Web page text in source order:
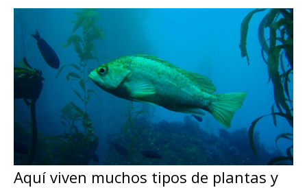
Aquí viven muchos tipos de plantas y